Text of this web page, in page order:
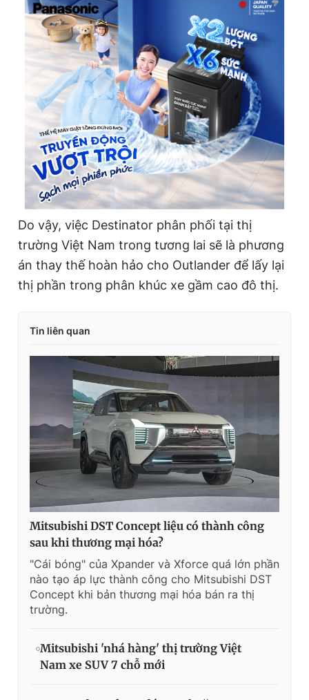
Do vậy, việc Destinator phân phối tại thị
trường Việt Nam trong tương lai sẽ là phương
án thay thế hoàn hảo cho Outlander để lấy lại
thị phần trong phân khúc xe gầm cao đô thị.
Tin liên quan
Mitsubishi DST Concept liệu có thành công
sau khi thương mại hóa?
"Cái bóng" của Xpander và Xforce quá lớn phần
nào tạo áp lực thành công cho Mitsubishi DST
Concept khi bản thương mại hóa bán ra thị
trường.
Mitsubishi 'nhá hàng' thị trường Việt
Nam xe SUV 7 chỗ mới